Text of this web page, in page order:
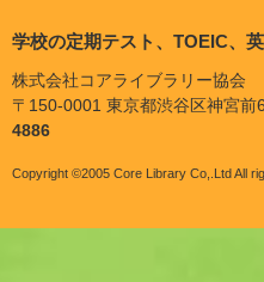
学校の定期テスト、TOEIC、
株式会社コアライブラリー協会
〒150-0001 東京都渋谷区神宮
4886
Copyright ©2005 Core Library Co,.Ltd All